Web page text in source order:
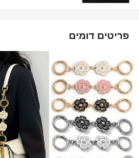
פריטים דומים